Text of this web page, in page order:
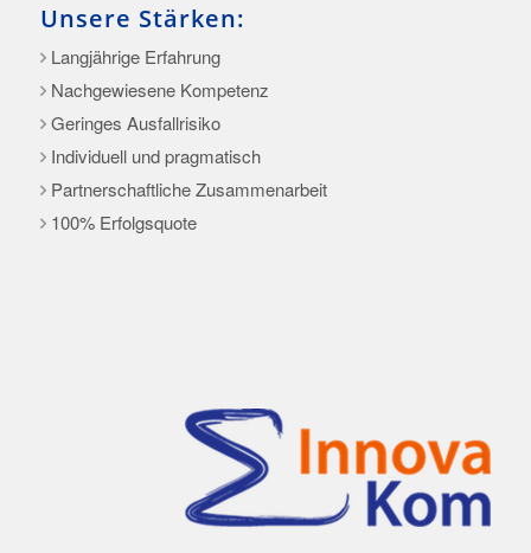
Unsere Stärken:
Langjährige Erfahrung
Nachgewiesene Kompetenz
Geringes Ausfallrisiko
Individuell und pragmatisch
Partnerschaftliche Zusammenarbeit
100% Erfolgsquote